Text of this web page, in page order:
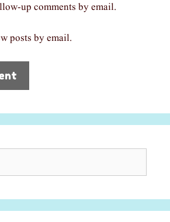
up comments by email.
posts by email.